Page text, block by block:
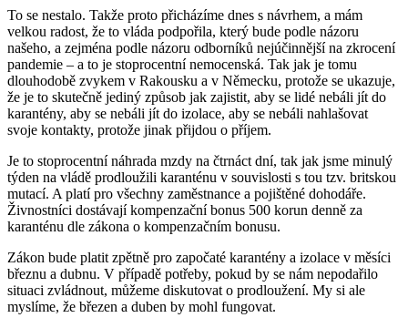
To se nestalo. Takže proto přicházíme dnes s návrhem, a mám
velkou radost, že to vláda podpořila, který bude podle názoru
našeho, a zejména podle názoru odborníků nejúčinnější na zkrocení
pandemie – a to je stoprocentní nemocenská. Tak jak je tomu
dlouhodobě zvykem v Rakousku a v Německu, protože se ukazuje,
že je to skutečně jediný způsob jak zajistit, aby se lidé nebáli jít do
karantény, aby se nebáli jít do izolace, aby se nebáli nahlašovat
svoje kontakty, protože jinak přijdou o příjem.
Je to stoprocentní náhrada mzdy na čtrnáct dní, tak jak jsme minulý
týden na vládě prodloužili karanténu v souvislosti s tou tzv. britskou
mutací. A platí pro všechny zaměstnance a pojištěné dohodáře.
Živnostníci dostávají kompenzační bonus 500 korun denně za
karanténu dle zákona o kompenzačním bonusu.
Zákon bude platit zpětně pro započaté karantény a izolace v měsíci
březnu a dubnu. V případě potřeby, pokud by se nám nepodařilo
situaci zvládnout, můžeme diskutovat o prodloužení. My si ale
myslíme, že březen a duben by mohl fungovat.